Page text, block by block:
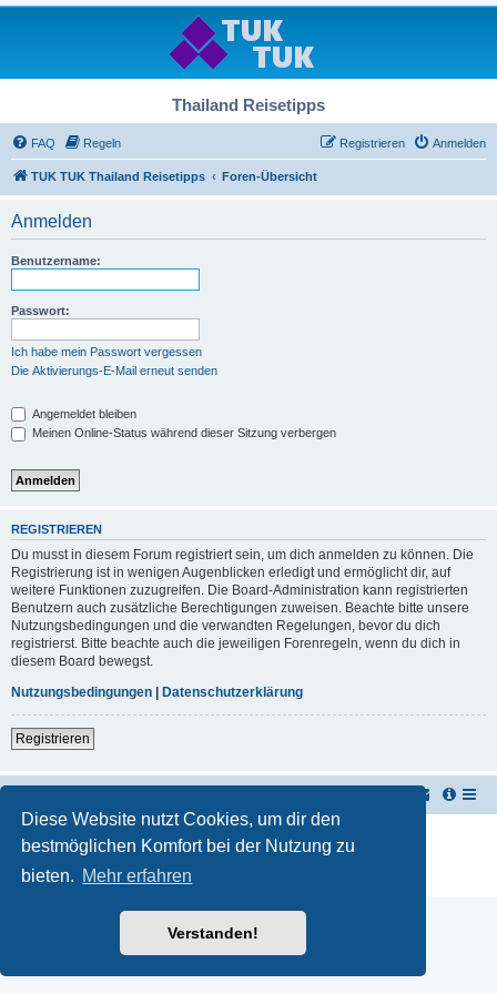
Diese Website nutzt Cookies, um dir den
bestmöglichen Komfort bei der Nutzung zu
bieten. Mehr erfahren
Verstanden!
Thailand Reisetipps
FAQ Regeln Anmelden
Registrieren
TUK TUK Thailand Reisetipps Foren-Übersicht
Anmelden
Benutzername:
Passwort:
Ich habe mein Passwort vergessen
Die Aktivierungs-E-Mail erneut senden
Angemeldet bleiben
Meinen Online-Status während dieser Sitzung verbergen
REGISTRIEREN
Du musst in diesem Forum registriert sein, um dich anmelden zu können. Die
Registrierung ist in wenigen Augenblicken erledigt und ermöglicht dir, auf
weitere Funktionen zuzugreifen. Die Board-Administration kann registrierten
Benutzern auch zusätzliche Berechtigungen zuweisen. Beachte bitte unsere
Nutzungsbedingungen und die verwandten Regelungen, bevor du dich
registrierst. Bitte beachte auch die jeweiligen Forenregeln, wenn du dich in
diesem Board bewegst.
Nutzungsbedingungen
Datenschutzerklärung
Registrieren
Deutsche Übersetzung durchphpBB.de
Datenschutz